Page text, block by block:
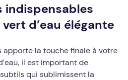
indispensables
d’eau élégante
apporte la touche finale à votre
il est important de
qui sublimissent la